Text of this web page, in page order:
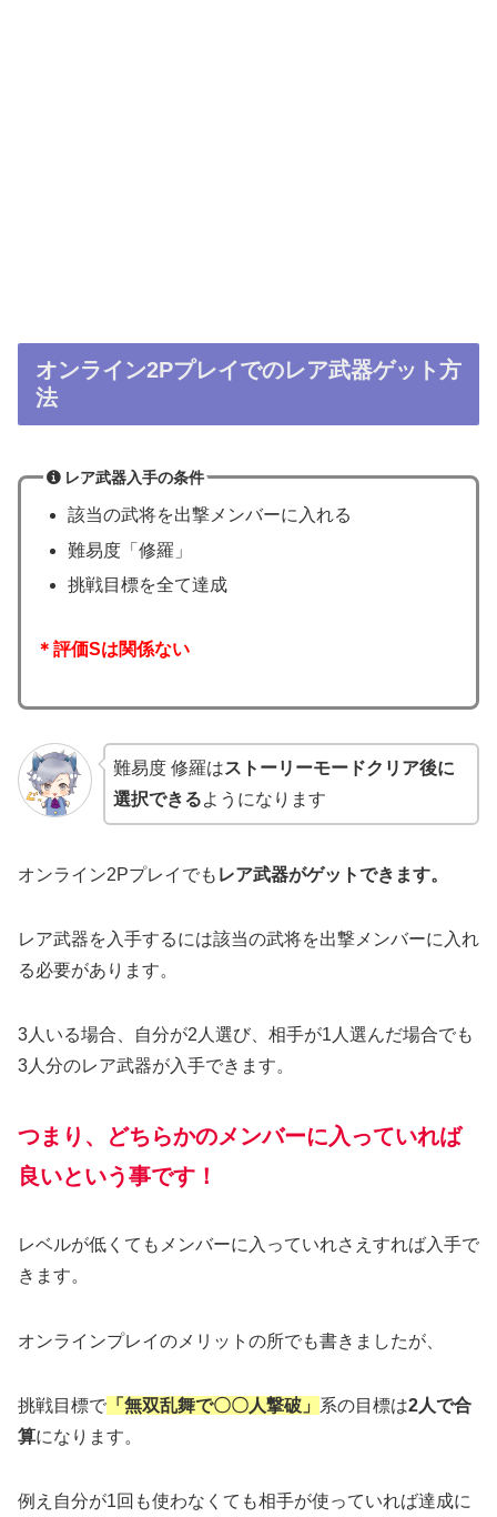
オンライン2Pプレイでのレア武器ゲット方
法
レア武器入手の条件
該当の武将を出撃メンバーに入れる
難易度「修羅」
挑戦目標を全て達成
＊評価Sは関係ない
難易度 修羅はストーリーモードクリア後に
選択できるようになります
オンライン2Pプレイでも レア武器がゲットできます。
レア武器を入手するには該当の武将を出撃メンバーに入れ
る必要があります。
3人いる場合、自分が2人選び、相手が1人選んだ場合でも
3人分のレア武器が入手できます。
つまり、どちらかのメンバーに入っていれば
良いという事です！
レベルが低くてもメンバーに入っていれさえすれば入手で
きます。
オンラインプレイのメリットの所でも書きましたが、
挑戦目標で 「無双乱舞で〇〇人撃破」 系の目標は2人で合
算になります。
例え自分が1回も使わなくても相手が使っていれば達成に